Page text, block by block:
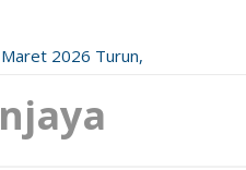
2026 Turun,